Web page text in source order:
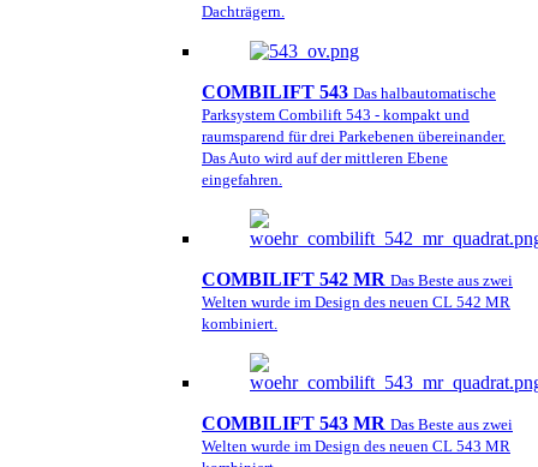
Dachträgern.
COMBILIFT 543 Das halbautomatische
Parksystem Combilift 543 - kompakt und
raumsparend für drei Parkebenen übereinander.
Das Auto wird auf der mittleren Ebene
eingefahren.
COMBILIFT 542 MR Das Beste aus zwei
Welten wurde im Design des neuen CL 542 MR
kombiniert.
COMBILIFT 543 MR Das Beste aus zwei
Welten wurde im Design des neuen CL 543 MR